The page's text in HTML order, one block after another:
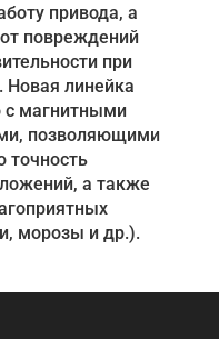
привода, а
повреждений
при
Новая линейка
с магнитными
позволяющими
точность
а также
морозы и др.).